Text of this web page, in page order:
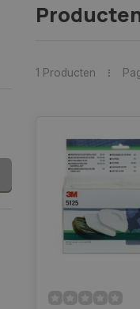
1 Producten